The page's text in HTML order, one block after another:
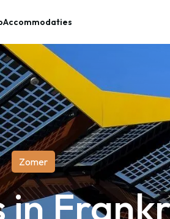
Accommodaties
Zomer
in